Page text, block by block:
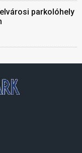
parkolóhely